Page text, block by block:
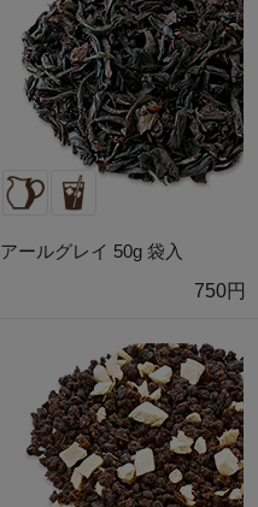
アールグレイ 50g 袋入
750円